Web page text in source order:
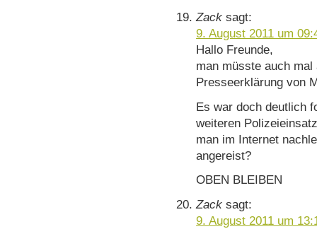
Zack sagt:
9. August 2011 um
Hallo Freunde,
man müsste auch
Presseerklärung von
Es war doch deutlich
weiteren
man im Internet
angereist?
OBEN BLEIBEN
Zack sagt:
9. August 2011 um